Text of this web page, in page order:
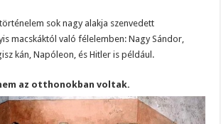
sok nagy alakja szenvedett
macskáktól való félelemben: Nagy Sándor,
kán, Napóleon, és Hitler is például.
az otthonokban voltak.